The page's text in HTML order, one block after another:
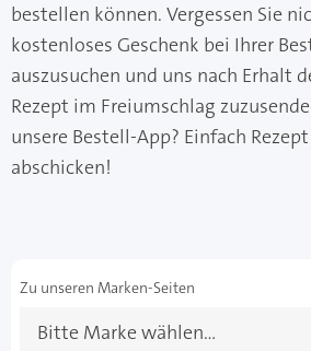
bestellen können. Vergessen Sie
kostenloses Geschenk bei Ihrer
auszusuchen und uns nach Erhalt
Rezept im Freiumschlag
unsere Bestell-App? Einfach
abschicken!
Zu unseren Marken-Seiten